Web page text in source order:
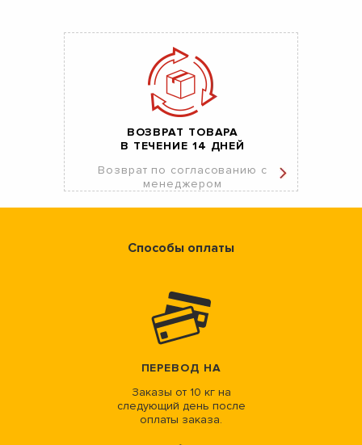
ВОЗВРАТ ТОВАРА
В ТЕЧЕНИЕ 14 ДНЕЙ
Возврат по согласованию с
менеджером
Способы оплаты
ПЕРЕВОД НА
Заказы от 10 кг на
следующий день после
оплаты заказа.